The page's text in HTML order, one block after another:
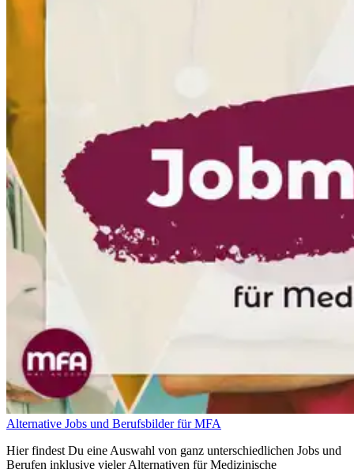
Alternative Jobs und Berufsbilder für MFA
Hier findest Du eine Auswahl von ganz unterschiedlichen Jobs und
Berufen inklusive vieler Alternativen für Medizinische